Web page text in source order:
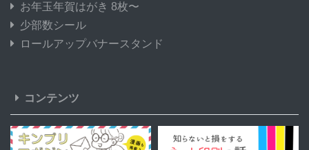
お年玉年賀はがき 8枚〜
少部数シール
ロールアップバナースタンド
コンテンツ